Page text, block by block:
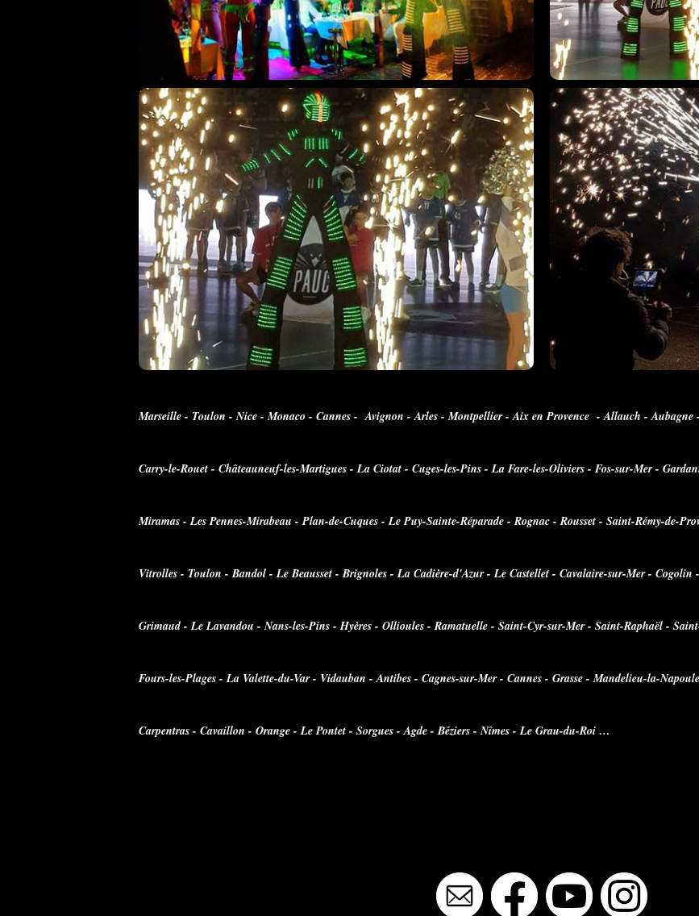
Marseille - Toulon - Nice - Monaco - Cannes - Avignon - Arles - Montpellier - Aix en Provence - Allauch - Aubagne
Carry-le-Rouet - Châteauneuf-les-Martigues - La Ciotat - Cuges-les-Pins - La Fare-les-Oliviers - Fos-sur-Mer -
Miramas - Les Pennes-Mirabeau - Plan-de-Cuques - Le Puy-Sainte-Réparade - Rognac - Rousset - Saint-Rémy-de-
Vitrolles - Toulon - Bandol - Le Beausset - Brignoles - La Cadière-d'Azur - Le Castellet - Cavalaire-sur-Mer -
Grimaud - Le Lavandou - Nans-les-Pins - Hyères - Ollioules - Ramatuelle - Saint-Cyr-sur-Mer - Saint-Raphaël -
Fours-les-Plages - La Valette-du-Var - Vidauban - Antibes - Cagnes-sur-Mer - Cannes - Grasse - Mandelieu-la-
Carpentras - Cavaillon - Orange - Le Pontet - Sorgues - Agde - Béziers - Nîmes - Le Grau-du-Roi …